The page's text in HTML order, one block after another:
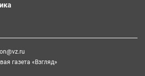
газета «Взгляд»